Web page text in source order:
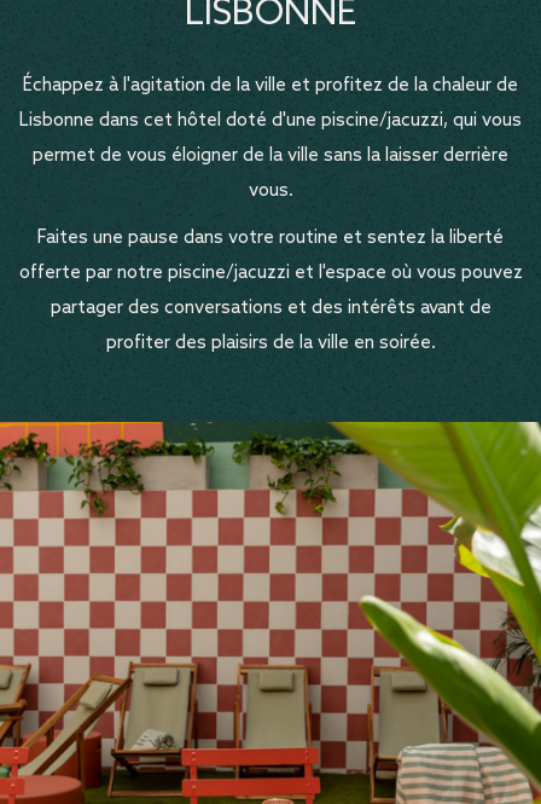
LISBONNE
Échappez à l'agitation de la ville et profitez de la chaleur de
Lisbonne dans cet hôtel doté d'une piscine/jacuzzi, qui vous
permet de vous éloigner de la ville sans la laisser derrière
vous.
Faites une pause dans votre routine et sentez la liberté
offerte par notre piscine/jacuzzi et l'espace où vous pouvez
partager des conversations et des intérêts avant de
profiter des plaisirs de la ville en soirée.